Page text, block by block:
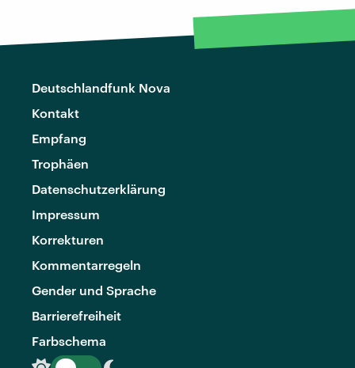
Deutschlandfunk Nova
Kontakt
Empfang
Trophäen
Datenschutzerklärung
Impressum
Korrekturen
Kommentarregeln
Gender und Sprache
Barrierefreiheit
Farbschema